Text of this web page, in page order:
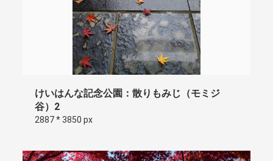
けいはんな記念公園：散りもみじ（モミジ
谷）2
2887 * 3850 px